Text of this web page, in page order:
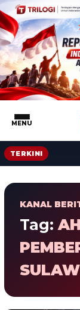
MENU
TERKINI
KANAL
Tag: